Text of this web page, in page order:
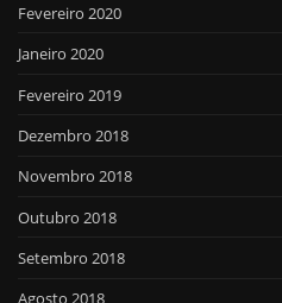
Fevereiro 2020
Janeiro 2020
Fevereiro 2019
Dezembro 2018
Novembro 2018
Outubro 2018
Setembro 2018